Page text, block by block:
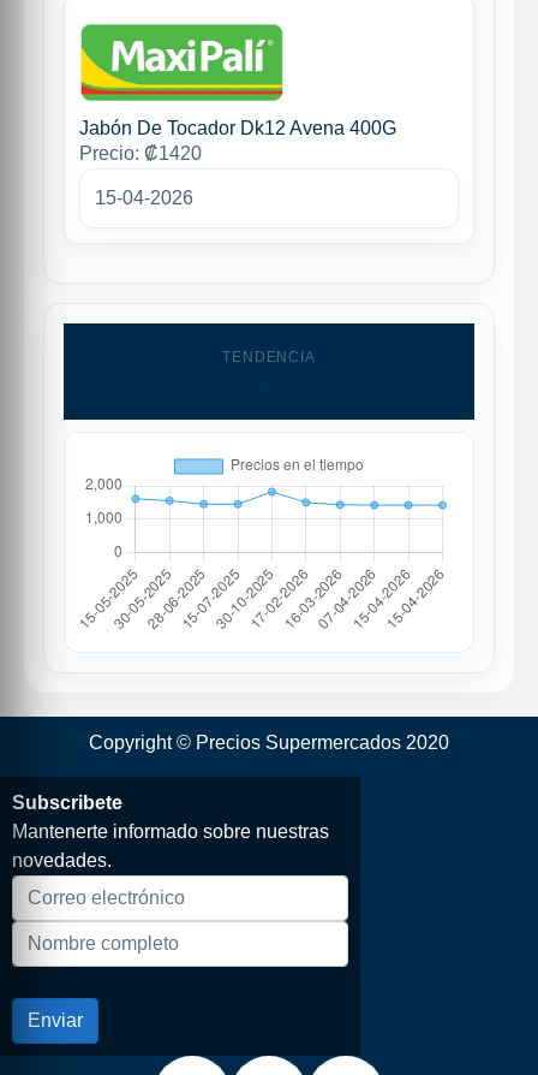
Jabón De Tocador Dk12 Avena 400G
Precio: ₡1420
15-04-2026
TENDENCIA
Copyright © Precios Supermercados 2020
Subscribete
Mantenerte informado sobre nuestras
novedades.